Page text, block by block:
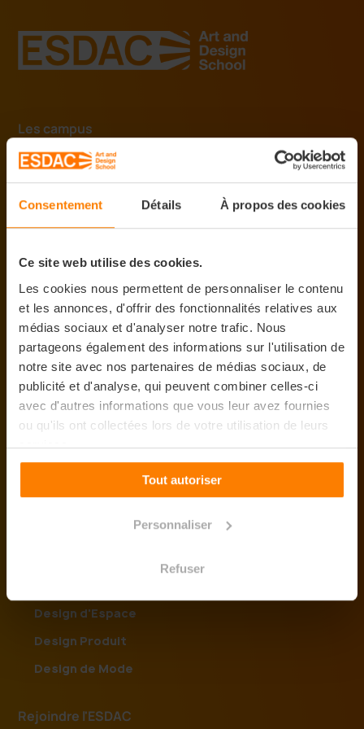
Consentement Détails À propos des cookies
Ce site web utilise des cookies.
Les cookies nous permettent de personnaliser le contenu
et les annonces, d'offrir des fonctionnalités relatives aux
médias sociaux et d'analyser notre trafic. Nous
partageons également des informations sur l'utilisation de
notre site avec nos partenaires de médias sociaux, de
publicité et d'analyse, qui peuvent combiner celles-ci
avec d'autres informations que vous leur avez fournies
ou qu'ils ont collectées lors de votre utilisation de leurs
services.
Tout autoriser
Personnaliser
Refuser
Les campus
Aix-en-Provence
Nancy
Strasbourg
Clermont-Ferrand
Lyon
Lille
Rennes
Paris
Nice
Design d'Espace
Design Produit
Design de Mode
Rejoindre l'ESDAC